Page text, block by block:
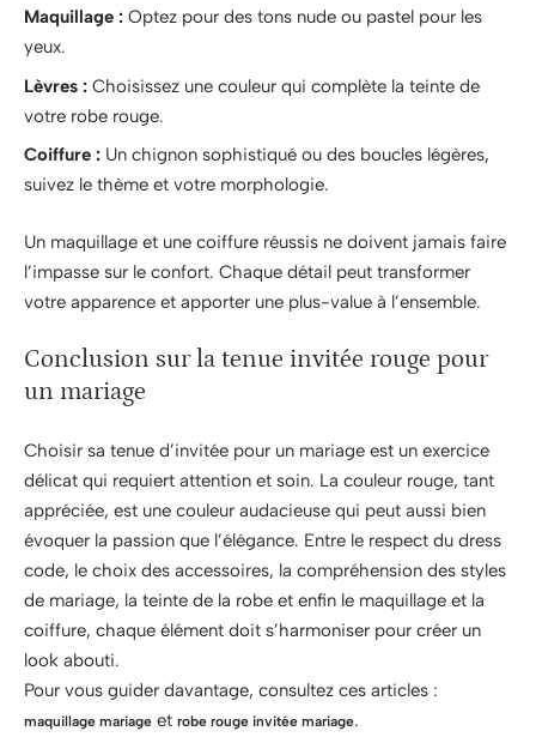
Maquillage : Optez pour des tons nude ou pastel pour les
yeux.
Lèvres : Choisissez une couleur qui complète la teinte de
votre robe rouge.
Coiffure : Un chignon sophistiqué ou des boucles légères,
suivez le thème et votre morphologie.
Un maquillage et une coiffure réussis ne doivent jamais faire
l’impasse sur le confort. Chaque détail peut transformer
votre apparence et apporter une plus-value à l’ensemble.
Conclusion sur la tenue invitée rouge pour
un mariage
Choisir sa tenue d’invitée pour un mariage est un exercice
délicat qui requiert attention et soin. La couleur rouge, tant
appréciée, est une couleur audacieuse qui peut aussi bien
évoquer la passion que l’élégance. Entre le respect du dress
code, le choix des accessoires, la compréhension des styles
de mariage, la teinte de la robe et enfin le maquillage et la
coiffure, chaque élément doit s’harmoniser pour créer un
look abouti.
Pour vous guider davantage, consultez ces articles :
maquillage mariage et robe rouge invitée mariage.